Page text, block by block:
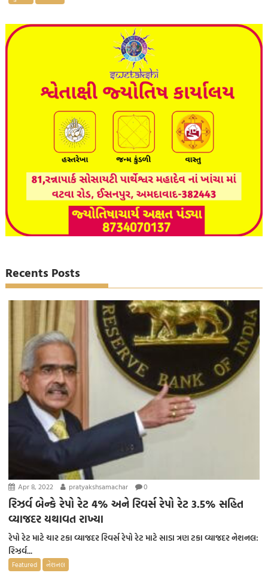
Recents Posts
Apr 8, 2022 pratyakshsamachar 0
રિઝર્વ બેન્કે રેપો રેટ 4% અને રિવર્સ રેપો રેટ 3.5% સહિત
વ્યાજદર યથાવત રાખ્યા
રેપો રેટ માટે ચાર ટકા વ્યાજદર રિવર્સ રેપો રેટ માટે સાડા ત્રણ ટકા વ્યાજદર નેશનલ:
રિઝર્વ...
Featured નેશનલ